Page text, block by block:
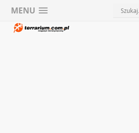
MENU